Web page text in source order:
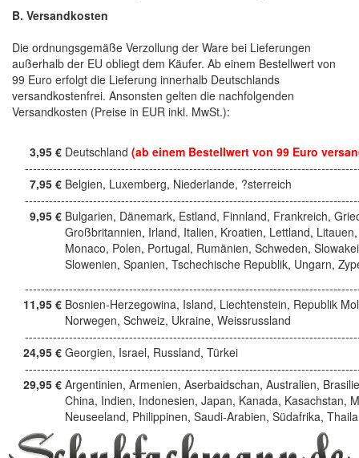
B. Versandkosten
Die ordnungsgemäße Verzollung der Ware bei Lieferungen
außerhalb der EU obliegt dem Käufer. Ab einem Bestellwert von
99 Euro erfolgt die Lieferung innerhalb Deutschlands
versandkostenfrei. Ansonsten gelten die nachfolgenden
Versandkosten (Preise in EUR inkl. MwSt.):
3,95 € Deutschland (ab einem Bestellwert von 99 Euro
7,95 € Belgien, Luxemberg, Niederlande, ?sterreich
9,95 € Bulgarien, Dänemark, Estland, Finnland, Frankreich,
Großbritannien, Irland, Italien, Kroatien, Lettland, Litauen,
Monaco, Polen, Portugal, Rumänien, Schweden,
Slowenien, Spanien, Tschechische Republik, Ungarn,
11,95 € Bosnien-Herzegowina, Island, Liechtenstein, Republik
Norwegen, Schweiz, Ukraine, Weissrussland
24,95 € Georgien, Israel, Russland, Türkei
29,95 € Argentinien, Armenien, Aserbaidschan, Australien,
China, Indien, Indonesien, Japan, Kanada, Kasachstan,
Neuseeland, Philippinen, Saudi-Arabien, Südafrika,